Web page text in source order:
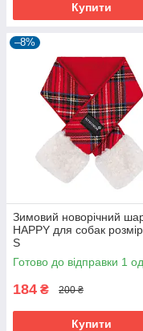
Купити
–8%
Зимовий новорічний
HAPPY для собак
S
Готово до відправки 1 од.
184 ₴ 200 ₴
Купити